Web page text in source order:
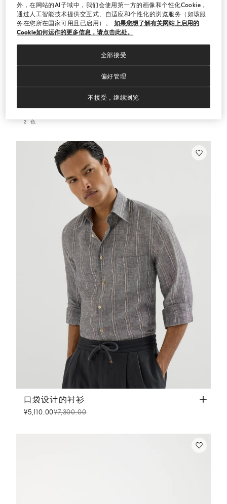
2 色
口袋设计的衬衫 灰色
口袋设计的衬衫
¥5,110.00¥7,300.00
外，在网站的AI子域中，我们会使用第一方的画像和个性化Cookie，
通过人工智能技术提供交互式、自适应和个性化的浏览服务（如该服
务在您所在国家可用且已启用）。
如果您想了解有关网站上启用的
Cookie如何运作的更多信息，请点击此处。
偏好管理
不接受，继续浏览
全部接受